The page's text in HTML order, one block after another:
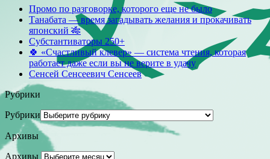
Промо по разговорке, которого еще не было
Танабата — время загадывать желания и прокачивать
японский 🎋
Субстантиваторы 250+
🍀 «Счастливый клевер» — система чтения, которая
работает даже если вы не верите в удачу
Сенсей Сенсеевич Сенсеев
Рубрики
Рубрики
Архивы
Архивы